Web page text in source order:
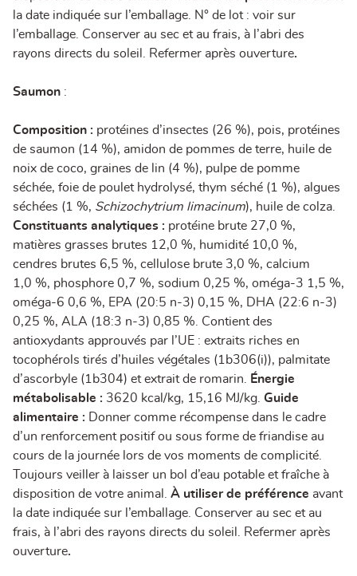
la date indiquée sur l’emballage. N° de lot : voir sur
l’emballage. Conserver au sec et au frais, à l’abri des
rayons directs du soleil. Refermer après ouverture.
Saumon :
Composition : protéines d’insectes (26 %), pois, protéines
de saumon (14 %), amidon de pommes de terre, huile de
noix de coco, graines de lin (4 %), pulpe de pomme
séchée, foie de poulet hydrolysé, thym séché (1 %), algues
séchées (1 %, Schizochytrium limacinum), huile de colza.
Constituants analytiques : protéine brute 27,0 %,
matières grasses brutes 12,0 %, humidité 10,0 %,
cendres brutes 6,5 %, cellulose brute 3,0 %, calcium
1,0 %, phosphore 0,7 %, sodium 0,25 %, oméga-3 1,5 %,
oméga-6 0,6 %, EPA (20:5 n-3) 0,15 %, DHA (22:6 n-3)
0,25 %, ALA (18:3 n-3) 0,85 %. Contient des
antioxydants approuvés par l’UE : extraits riches en
tocophérols tirés d’huiles végétales (1b306(i)), palmitate
d’ascorbyle (1b304) et extrait de romarin. Énergie
métabolisable : 3620 kcal/kg, 15,16 MJ/kg. Guide
alimentaire : Donner comme récompense dans le cadre
d’un renforcement positif ou sous forme de friandise au
cours de la journée lors de vos moments de complicité.
Toujours veiller à laisser un bol d’eau potable et fraîche à
disposition de votre animal. À utiliser de préférence avant
la date indiquée sur l’emballage. Conserver au sec et au
frais, à l’abri des rayons directs du soleil. Refermer après
ouverture.